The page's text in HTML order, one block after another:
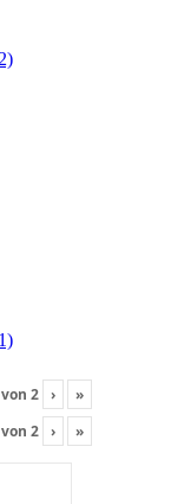
von 2 ›
»
von 2 › »